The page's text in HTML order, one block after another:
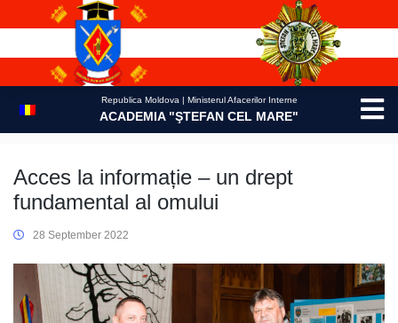
Republica Moldova | Ministerul Afacerilor Interne
ACADEMIA "ŞTEFAN CEL MARE"
Acces la informație – un drept
fundamental al omului
28 September 2022